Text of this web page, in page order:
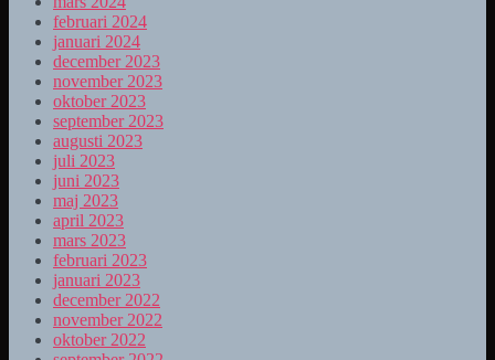
februari 2024
januari 2024
december 2023
november 2023
oktober 2023
september 2023
augusti 2023
juli 2023
juni 2023
maj 2023
april 2023
mars 2023
februari 2023
januari 2023
december 2022
november 2022
oktober 2022